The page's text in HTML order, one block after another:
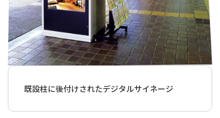
既設柱に後付けされたデジタルサイネージ